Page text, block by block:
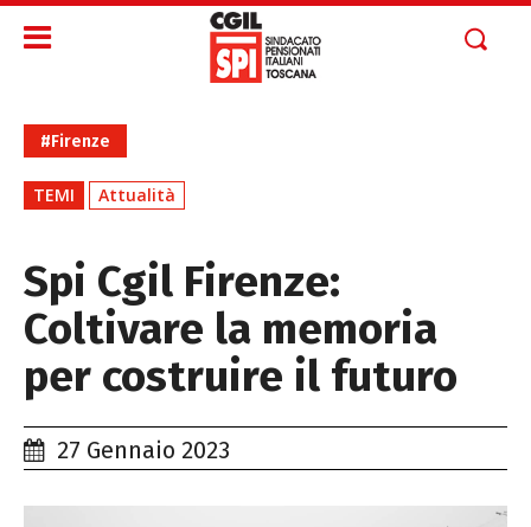
#Firenze
TEMI Attualità
Spi Cgil Firenze:
Coltivare la memoria
per costruire il futuro
27 Gennaio 2023